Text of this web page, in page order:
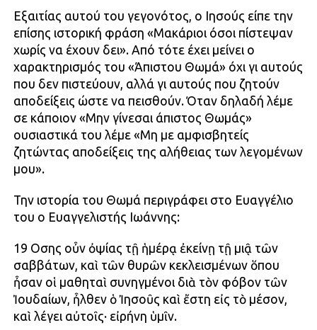
Εξαιτίας αυτού του γεγονότος, ο Ιησούς είπε την
επίσης ιστορική φράση «Μακάριοι όσοι πίστεψαν
χωρίς να έχουν δει». Από τότε έχει μείνει ο
χαρακτηρισμός του «Άπιστου Θωμά» όχι γι αυτούς
που δεν πιστεύουν, αλλά γι αυτούς που ζητούν
αποδείξεις ώστε να πεισθούν. Όταν δηλαδή λέμε
σε κάποιον «Μην γίνεσαι άπιστος Θωμάς»
ουσιαστικά του λέμε «Μη με αμφισβητείς
ζητώντας αποδείξεις της αλήθειας των λεγομένων
μου».
Την ιστορία του Θωμά περιγράφει στο Ευαγγέλιο
του ο Ευαγγελιστής Ιωάννης:
19 Οὔσης οὖν ὀψίας τῇ ἡμέρᾳ ἐκείνῃ τῇ μιᾷ τῶν
σαββάτων, καὶ τῶν θυρῶν κεκλεισμένων ὅπου
ἦσαν οἱ μαθηταὶ συνηγμένοι διὰ τὸν φόβον τῶν
Ἰουδαίων, ἦλθεν ὁ Ἰησοῦς καὶ ἔστη εἰς τὸ μέσον,
καὶ λέγει αὐτοῖς· εἰρήνη ὑμῖν.